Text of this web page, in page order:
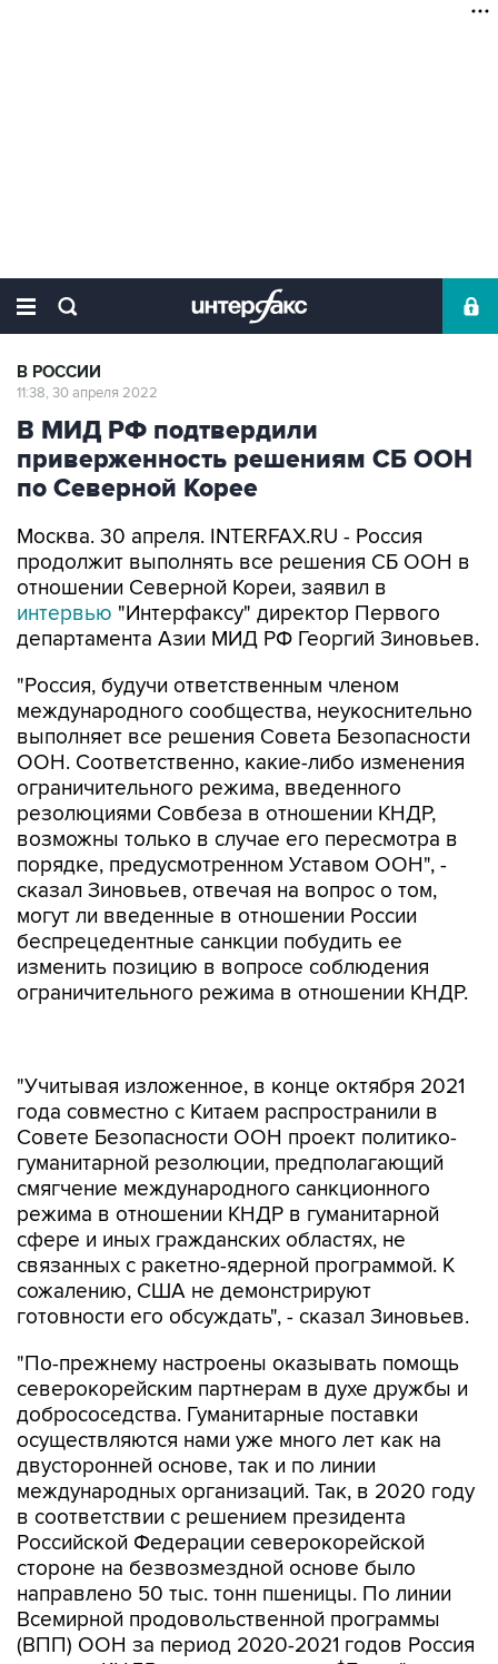
В РОССИИ
11:38, 30 апреля 2022
В МИД РФ подтвердили
приверженность решениям СБ ООН
по Северной Корее
Москва. 30 апреля. INTERFAX.RU - Россия
продолжит выполнять все решения СБ ООН в
отношении Северной Кореи, заявил в
интервью "Интерфаксу" директор Первого
департамента Азии МИД РФ Георгий Зиновьев.
"Россия, будучи ответственным членом
международного сообщества, неукоснительно
выполняет все решения Совета Безопасности
ООН. Соответственно, какие-либо изменения
ограничительного режима, введенного
резолюциями Совбеза в отношении КНДР,
возможны только в случае его пересмотра в
порядке, предусмотренном Уставом ООН", -
сказал Зиновьев, отвечая на вопрос о том,
могут ли введенные в отношении России
беспрецедентные санкции побудить ее
изменить позицию в вопросе соблюдения
ограничительного режима в отношении КНДР.
Совете Безопасности ООН проект политико-
гуманитарной резолюции, предполагающий
смягчение международного санкционного
режима в отношении КНДР в гуманитарной
сфере и иных гражданских областях, не
связанных с ракетно-ядерной программой. К
сожалению, США не демонстрируют
готовности его обсуждать", - сказал Зиновьев.
"По-прежнему настроены оказывать помощь
добрососедства. Гуманитарные поставки
осуществляются нами уже много лет как на
двусторонней основе, так и по линии
международных организаций. Так, в 2020 году
в соответствии с решением президента
Российской Федерации северокорейской
стороне на безвозмездной основе было
направлено 50 тыс. тонн пшеницы. По линии
Всемирной продовольственной программы
(ВПП) ООН за период 2020-2021 годов Россия
оказала КНДР помощь на сумму $7 млн", -
сказал российский дипломат.